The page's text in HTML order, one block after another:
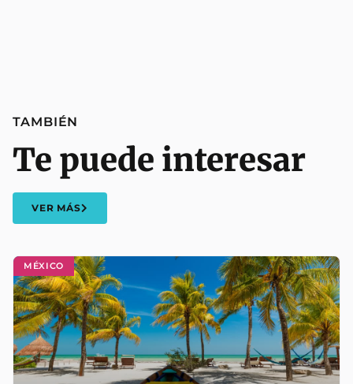
MÉXICO
TAMBIÉN
Te puede interesar
VER MÁS